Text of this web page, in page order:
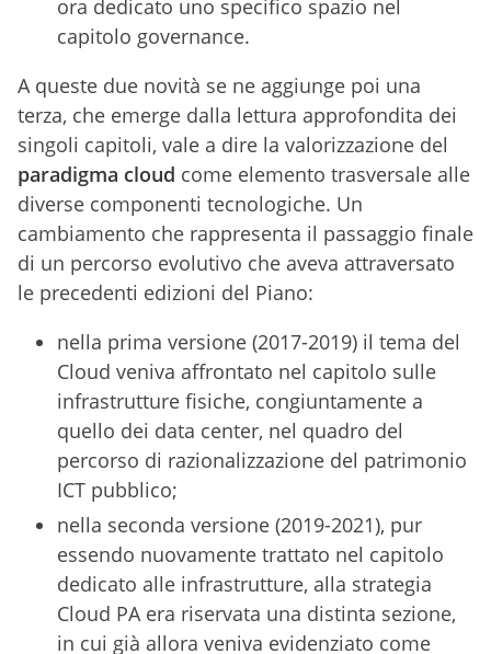
ora dedicato uno specifico spazio nel
capitolo governance.
A queste due novità se ne aggiunge poi una
terza, che emerge dalla lettura approfondita dei
singoli capitoli, vale a dire la valorizzazione del
paradigma cloud come elemento trasversale alle
diverse componenti tecnologiche. Un
cambiamento che rappresenta il passaggio finale
di un percorso evolutivo che aveva attraversato
le precedenti edizioni del Piano:
nella prima versione (2017-2019) il tema del
Cloud veniva affrontato nel capitolo sulle
infrastrutture fisiche, congiuntamente a
quello dei data center, nel quadro del
percorso di razionalizzazione del patrimonio
ICT pubblico;
nella seconda versione (2019-2021), pur
essendo nuovamente trattato nel capitolo
dedicato alle infrastrutture, alla strategia
Cloud PA era riservata una distinta sezione,
in cui già allora veniva evidenziato come